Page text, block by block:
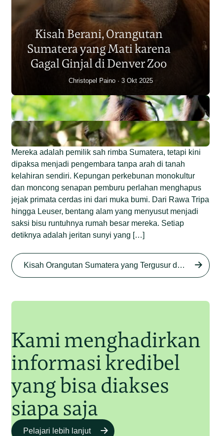
Populasi Orangutan
Sumatera Berkurang 2.700
Individu dalam Satu Dekade?
Junaidi Hanafiah 14 Jul 2026
Kisah Berani, Orangutan
Sumatera yang Mati karena
Gagal Ginjal di Denver Zoo
Christopel Paino 3 Okt 2025
Sumatera di Rawa Tripa
Junaidi Hanafiah 27 Agu 2025
Begini Modus Perburuan
Mereka adalah pemilik sah rimba Sumatera, tetapi kini
dipaksa menjadi pengembara tanpa arah di tanah
kelahiran sendiri. Kepungan perkebunan monokultur
dan moncong senapan pemburu perlahan menghapus
jejak primata cerdas ini dari muka bumi. Dari Rawa Tripa
hingga Leuser, bentang alam yang menyusut menjadi
saksi bisu runtuhnya rumah besar mereka. Setiap
detiknya adalah jeritan sunyi yang […]
Kisah Orangutan Sumatera yang Tergusur dari Rumah Sendiri series
Kami menghadirkan
informasi kredibel
yang bisa diakses
siapa saja
Pelajari lebih lanjut